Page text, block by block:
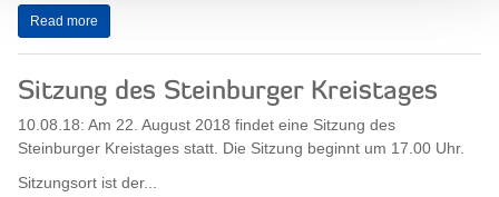
Read more
Sitzung des Steinburger Kreistages
10.08.18: Am 22. August 2018 findet eine Sitzung des
Steinburger Kreistages statt. Die Sitzung beginnt um 17.00 Uhr.
Sitzungsort ist der...